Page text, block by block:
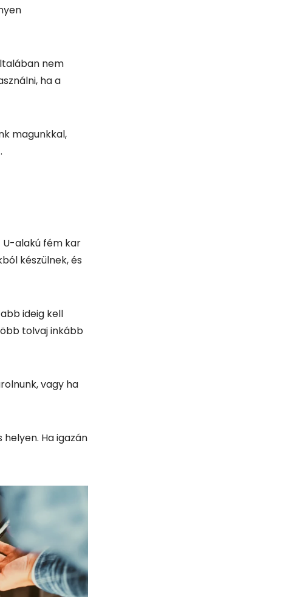
magunkkal,
készülnek, és
ideig kell
tolvaj inkább
vagy ha
Ha igazán
a CSP